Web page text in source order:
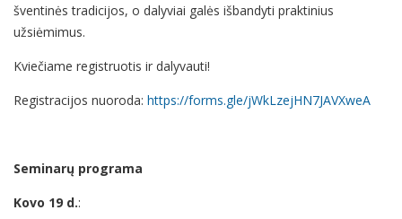
šventinės tradicijos, o dalyviai galės išbandyti praktinius
užsiėmimus.
Kviečiame registruotis ir dalyvauti!
Registracijos nuoroda: https://forms.gle/jWkLzejHN7JAVXweA
Seminarų programa
Kovo 19 d.: